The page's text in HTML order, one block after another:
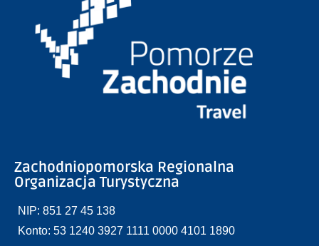
Zachodniopomorska Regionalna
Organizacja Turystyczna
NIP: 851 27 45 138
Konto: 53 1240 3927 1111 0000 4101 1890